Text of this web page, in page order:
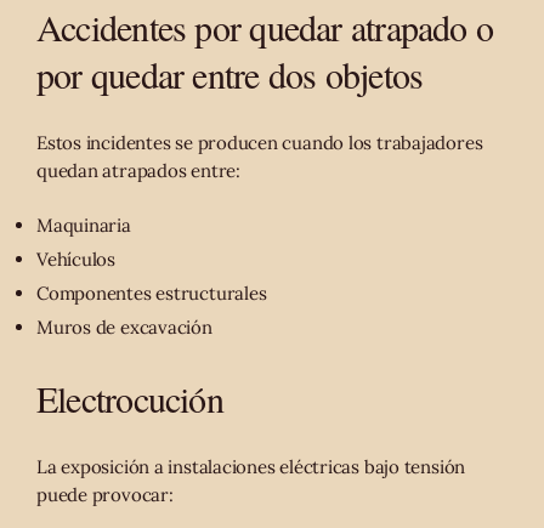
Accidentes por quedar atrapado o
por quedar entre dos objetos
Estos incidentes se producen cuando los trabajadores
quedan atrapados entre:
Maquinaria
Vehículos
Componentes estructurales
Muros de excavación
Electrocución
La exposición a instalaciones eléctricas bajo tensión
puede provocar: